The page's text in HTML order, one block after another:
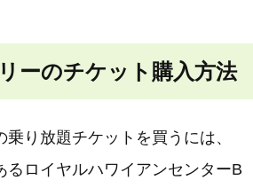
ーのチケット購入方法
り放題チケットを買うには、
るロイヤルハワイアンセンターB